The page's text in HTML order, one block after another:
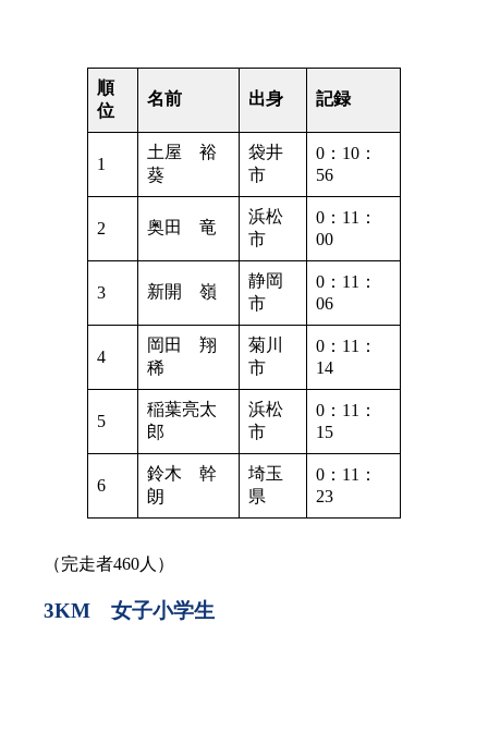
順
位
名前 出身 記録
1
土屋 裕
葵
袋井
市
0：10：
56
2 奥田 竜
浜松
市
0：11：
00
3 新開 嶺
静岡
市
0：11：
06
4
岡田 翔
稀
菊川
市
0：11：
14
5
稲葉亮太
郎
浜松
市
0：11：
15
6
鈴木 幹
朗
埼玉
県
0：11：
23
（完走者460人）
3KM 女子小学生